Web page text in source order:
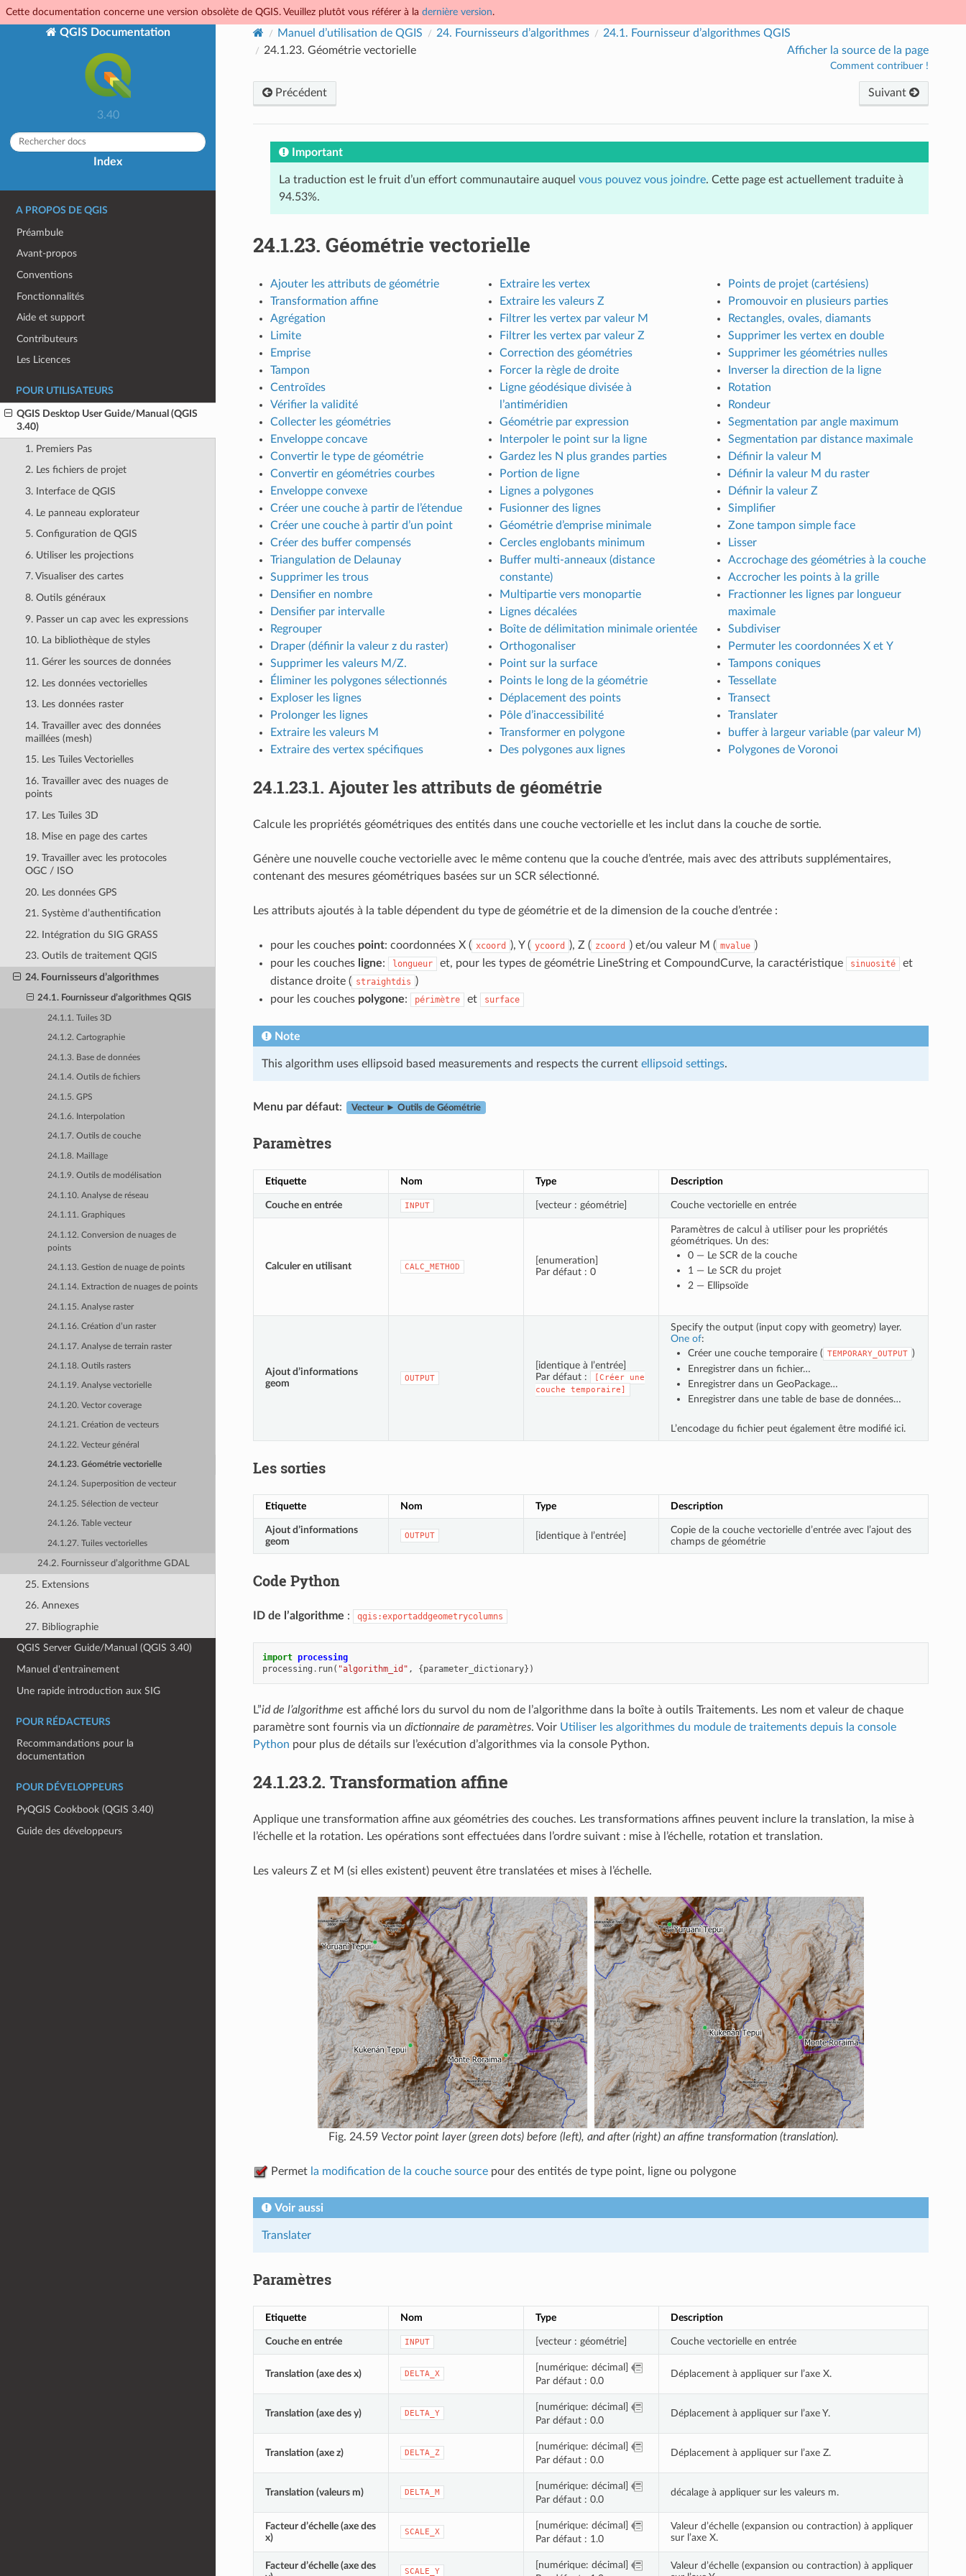
Cette documentation concerne une version obsolète de QGIS. Veuillez plutôt vous référer à la dernière version.
QGIS Documentation
3.40
Index
A PROPOS DE QGIS
Préambule
Avant-propos
Conventions
Fonctionnalités
Aide et support
Contributeurs
Les Licences
POUR UTILISATEURS
QGIS Desktop User Guide/Manual (QGIS
3.40)
1. Premiers Pas
2. Les fichiers de projet
3. Interface de QGIS
4. Le panneau explorateur
5. Configuration de QGIS
6. Utiliser les projections
7. Visualiser des cartes
8. Outils généraux
9. Passer un cap avec les expressions
10. La bibliothèque de styles
11. Gérer les sources de données
12. Les données vectorielles
13. Les données raster
14. Travailler avec des données
maillées (mesh)
15. Les Tuiles Vectorielles
16. Travailler avec des nuages de
points
17. Les Tuiles 3D
18. Mise en page des cartes
19. Travailler avec les protocoles
OGC / ISO
20. Les données GPS
21. Système d’authentification
22. Intégration du SIG GRASS
23. Outils de traitement QGIS
24. Fournisseurs d’algorithmes
24.1. Fournisseur d’algorithmes QGIS
24.1.1. Tuiles 3D
24.1.2. Cartographie
24.1.3. Base de données
24.1.4. Outils de fichiers
24.1.5. GPS
24.1.6. Interpolation
24.1.7. Outils de couche
24.1.8. Maillage
24.1.9. Outils de modélisation
24.1.10. Analyse de réseau
24.1.11. Graphiques
24.1.12. Conversion de nuages de
points
24.1.13. Gestion de nuage de points
24.1.14. Extraction de nuages de points
24.1.15. Analyse raster
24.1.16. Création d’un raster
24.1.17. Analyse de terrain raster
24.1.18. Outils rasters
24.1.19. Analyse vectorielle
24.1.20. Vector coverage
24.1.21. Création de vecteurs
24.1.22. Vecteur général
24.1.23. Géométrie vectorielle
24.1.24. Superposition de vecteur
24.1.25. Sélection de vecteur
24.1.26. Table vecteur
24.1.27. Tuiles vectorielles
24.2. Fournisseur d’algorithme GDAL
25. Extensions
26. Annexes
27. Bibliographie
QGIS Server Guide/Manual (QGIS 3.40)
Manuel d'entrainement
Une rapide introduction aux SIG
POUR RÉDACTEURS
Recommandations pour la
documentation
POUR DÉVELOPPEURS
PyQGIS Cookbook (QGIS 3.40)
Guide des développeurs
Manuel d’utilisation de QGIS 24. Fournisseurs d’algorithmes 24.1. Fournisseur d’algorithmes QGIS
24.1.23. Géométrie vectorielle Afficher la source de la page
Comment contribuer !
Précédent Suivant
Important
La traduction est le fruit d’un effort communautaire auquel vous pouvez vous joindre. Cette page est actuellement traduite à
94.53%.
24.1.23. Géométrie vectorielle
Ajouter les attributs de géométrie
Transformation affine
Agrégation
Limite
Emprise
Tampon
Centroïdes
Vérifier la validité
Collecter les géométries
Enveloppe concave
Convertir le type de géométrie
Convertir en géométries courbes
Enveloppe convexe
Créer une couche à partir de l’étendue
Créer une couche à partir d’un point
Créer des buffer compensés
Triangulation de Delaunay
Supprimer les trous
Densifier en nombre
Densifier par intervalle
Regrouper
Draper (définir la valeur z du raster)
Supprimer les valeurs M/Z.
Éliminer les polygones sélectionnés
Exploser les lignes
Prolonger les lignes
Extraire les valeurs M
Extraire des vertex spécifiques
Extraire les vertex
Extraire les valeurs Z
Filtrer les vertex par valeur M
Filtrer les vertex par valeur Z
Correction des géométries
Forcer la règle de droite
Ligne géodésique divisée à
l’antiméridien
Géométrie par expression
Interpoler le point sur la ligne
Gardez les N plus grandes parties
Portion de ligne
Lignes a polygones
Fusionner des lignes
Géométrie d’emprise minimale
Cercles englobants minimum
Buffer multi-anneaux (distance
constante)
Multipartie vers monopartie
Lignes décalées
Boîte de délimitation minimale orientée
Orthogonaliser
Point sur la surface
Points le long de la géométrie
Déplacement des points
Pôle d’inaccessibilité
Transformer en polygone
Des polygones aux lignes
Points de projet (cartésiens)
Promouvoir en plusieurs parties
Rectangles, ovales, diamants
Supprimer les vertex en double
Supprimer les géométries nulles
Inverser la direction de la ligne
Rotation
Rondeur
Segmentation par angle maximum
Segmentation par distance maximale
Définir la valeur M
Définir la valeur M du raster
Définir la valeur Z
Simplifier
Zone tampon simple face
Lisser
Accrochage des géométries à la couche
Accrocher les points à la grille
Fractionner les lignes par longueur
maximale
Subdiviser
Permuter les coordonnées X et Y
Tampons coniques
Tessellate
Transect
Translater
buffer à largeur variable (par valeur M)
Polygones de Voronoi
24.1.23.1. Ajouter les attributs de géométrie
Calcule les propriétés géométriques des entités dans une couche vectorielle et les inclut dans la couche de sortie.
Génère une nouvelle couche vectorielle avec le même contenu que la couche d’entrée, mais avec des attributs supplémentaires,
contenant des mesures géométriques basées sur un SCR sélectionné.
Les attributs ajoutés à la table dépendent du type de géométrie et de la dimension de la couche d’entrée :
pour les couches point: coordonnées X ( xcoord ), Y ( ycoord ), Z ( zcoord ) et/ou valeur M ( mvalue )
pour les couches ligne: longueur et, pour les types de géométrie LineString et CompoundCurve, la caractéristique sinuosité
et
distance droite ( straightdis )
pour les couches polygone: périmètre et surface
Note
This algorithm uses ellipsoid based measurements and respects the current ellipsoid settings.
Menu par défaut: Vecteur ► Outils de Géométrie
Paramètres
Etiquette Nom Type Description
Couche en entrée INPUT [vecteur : géométrie] Couche vectorielle en entrée
Calculer en utilisant CALC_METHOD
[enumeration]
Par défaut : 0
Paramètres de calcul à utiliser pour les propriétés
géométriques. Un des:
0 — Le SCR de la couche
1 — Le SCR du projet
2 — Ellipsoïde
Ajout d’informations
geom
OUTPUT
[identique à l’entrée]
Par défaut :
[Créer
une
couche
temporaire]
Specify the output (input copy with geometry) layer.
One of:
Créer une couche temporaire ( TEMPORARY_OUTPUT )
Enregistrer dans un fichier…
Enregistrer dans un GeoPackage…
Enregistrer dans une table de base de données…
L’encodage du fichier peut également être modifié ici.
Les sorties
Etiquette Nom Type Description
Ajout d’informations
geom
OUTPUT [identique à l’entrée]
Copie de la couche vectorielle d’entrée avec l’ajout des
champs de géométrie
Code Python
ID de l’algorithme : qgis:exportaddgeometrycolumns
import processing
processing . run( "algorithm_id" , { parameter_dictionary})
L”id de l’algorithme est affiché lors du survol du nom de l’algorithme dans la boîte à outils Traitements. Les nom et valeur de chaque
paramètre sont fournis via un dictionnaire de paramètres. Voir Utiliser les algorithmes du module de traitements depuis la console
Python pour plus de détails sur l’exécution d’algorithmes via la console Python.
24.1.23.2. Transformation affine
Applique une transformation affine aux géométries des couches. Les transformations affines peuvent inclure la translation, la mise à
l’échelle et la rotation. Les opérations sont effectuées dans l’ordre suivant : mise à l’échelle, rotation et translation.
Les valeurs Z et M (si elles existent) peuvent être translatées et mises à l’échelle.
Fig. 24.59 Vector point layer (green dots) before (left), and after (right) an affine transformation (translation).
Permet la modification de la couche sourcepour des entités de type point, ligne ou polygone
Voir aussi
Translater
Paramètres
Etiquette Nom Type Description
Couche en entrée INPUT [vecteur : géométrie] Couche vectorielle en entrée
Translation (axe des x) DELTA_X
[numérique: décimal]
Par défaut : 0.0
Déplacement à appliquer sur l’axe X.
Translation (axe des y) DELTA_Y
[numérique: décimal]
Par défaut : 0.0
Déplacement à appliquer sur l’axe Y.
Translation (axe z) DELTA_Z
[numérique: décimal]
Par défaut : 0.0
Déplacement à appliquer sur l’axe Z.
Translation (valeurs m) DELTA_M
[numérique: décimal]
Par défaut : 0.0
décalage à appliquer sur les valeurs m.
Facteur d’échelle (axe des
x)
SCALE_X
[numérique: décimal]
Par défaut : 1.0
Valeur d’échelle (expansion ou contraction) à appliquer
sur l’axe X.
Facteur d’échelle (axe des
SCALE_Y
[numérique: décimal]
Valeur d’échelle (expansion ou contraction) à appliquer